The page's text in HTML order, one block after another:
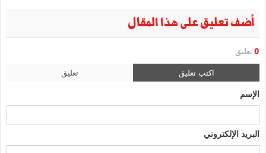
أضف تعليق على هذا المقال
0 تعليق
اكتب تعليق تعليق
الإسم
البريد الإلكتروني